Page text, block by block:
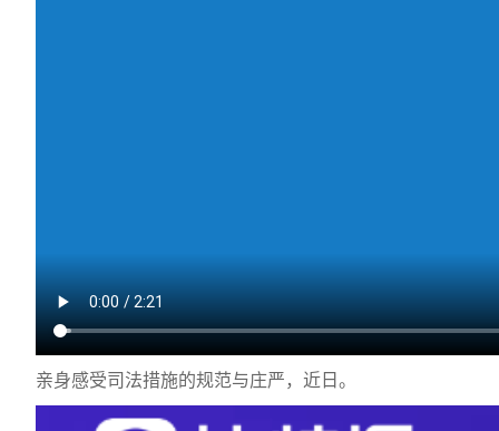
亲身感受司法措施的规范与庄严，近日。